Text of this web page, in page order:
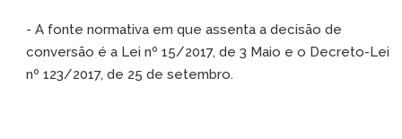
- A fonte normativa em que assenta a decisão de
conversão é a Lei nº 15/2017, de 3 Maio e o Decreto-Lei
nº 123/2017, de 25 de setembro.